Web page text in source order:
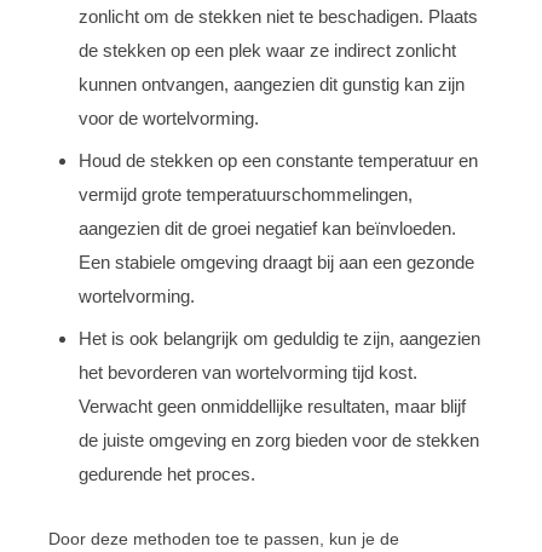
zonlicht om de stekken niet te beschadigen. Plaats
de stekken op een plek waar ze indirect zonlicht
kunnen ontvangen, aangezien dit gunstig kan zijn
voor de wortelvorming.
Houd de stekken op een constante temperatuur en
vermijd grote temperatuurschommelingen,
aangezien dit de groei negatief kan beïnvloeden.
Een stabiele omgeving draagt bij aan een gezonde
wortelvorming.
Het is ook belangrijk om geduldig te zijn, aangezien
het bevorderen van wortelvorming tijd kost.
Verwacht geen onmiddellijke resultaten, maar blijf
de juiste omgeving en zorg bieden voor de stekken
gedurende het proces.
Door deze methoden toe te passen, kun je de